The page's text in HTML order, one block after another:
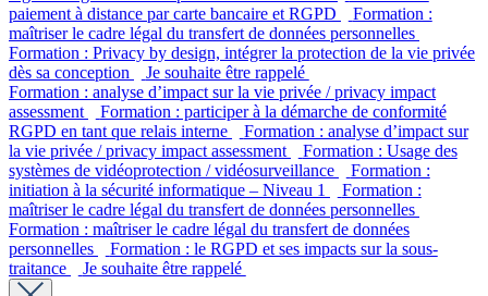
paiement à distance par carte bancaire et RGPD
Formation :
maîtriser le cadre légal du transfert de données personnelles
Formation : Privacy by design, intégrer la protection de la vie privée
dès sa conception
Je souhaite être rappelé
Formation : analyse d’impact sur la vie privée / privacy impact
assessment
Formation : participer à la démarche de conformité
RGPD en tant que relais interne
Formation : analyse d’impact sur
la vie privée / privacy impact assessment
Formation : Usage des
systèmes de vidéoprotection / vidéosurveillance
Formation :
initiation à la sécurité informatique – Niveau 1
Formation :
maîtriser le cadre légal du transfert de données personnelles
Formation : maîtriser le cadre légal du transfert de données
personnelles
Formation : le RGPD et ses impacts sur la sous-
traitance
Je souhaite être rappelé